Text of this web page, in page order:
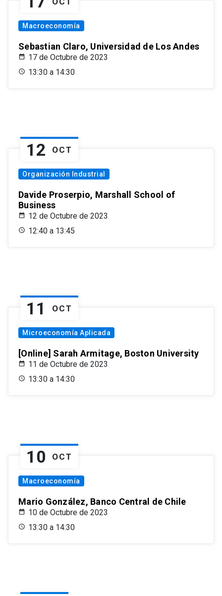
Macroeconomía
Sebastian Claro, Universidad de Los Andes
17 de Octubre de 2023
13:30 a 14:30
12 OCT
Organización Industrial
Davide Proserpio, Marshall School of
Business
12 de Octubre de 2023
12:40 a 13:45
11 OCT
Microeconomía Aplicada
[Online] Sarah Armitage, Boston University
11 de Octubre de 2023
13:30 a 14:30
10 OCT
Macroeconomía
Mario González, Banco Central de Chile
10 de Octubre de 2023
13:30 a 14:30